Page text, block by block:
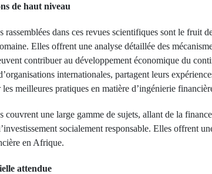
de haut niveau
rassemblées dans ces revues scientifiques sont le fruit
Elles offrent une analyse détaillée des
contribuer au développement économique du
internationales, partagent leurs
meilleures pratiques en matière d’ingénierie
couvrent une large gamme de sujets, allant de la
socialement responsable. Elles offrent
en Afrique.
attendue